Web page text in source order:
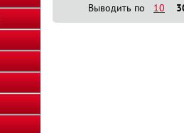
Выводить по 10